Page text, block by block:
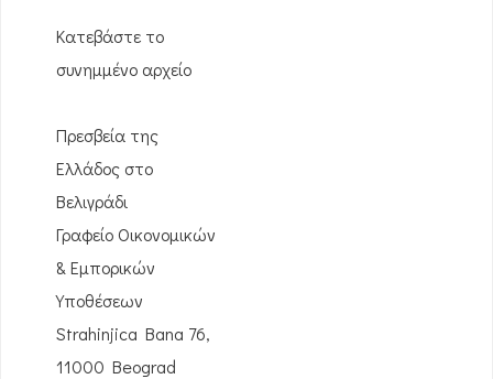
Κατεβάστε το
συνημμένο αρχείο
Πρεσβεία της
Ελλάδος στο
Βελιγράδι
Γραφείο Οικονομικών
& Εμπορικών
Υποθέσεων
Strahinjica Bana 76,
11000 Beograd